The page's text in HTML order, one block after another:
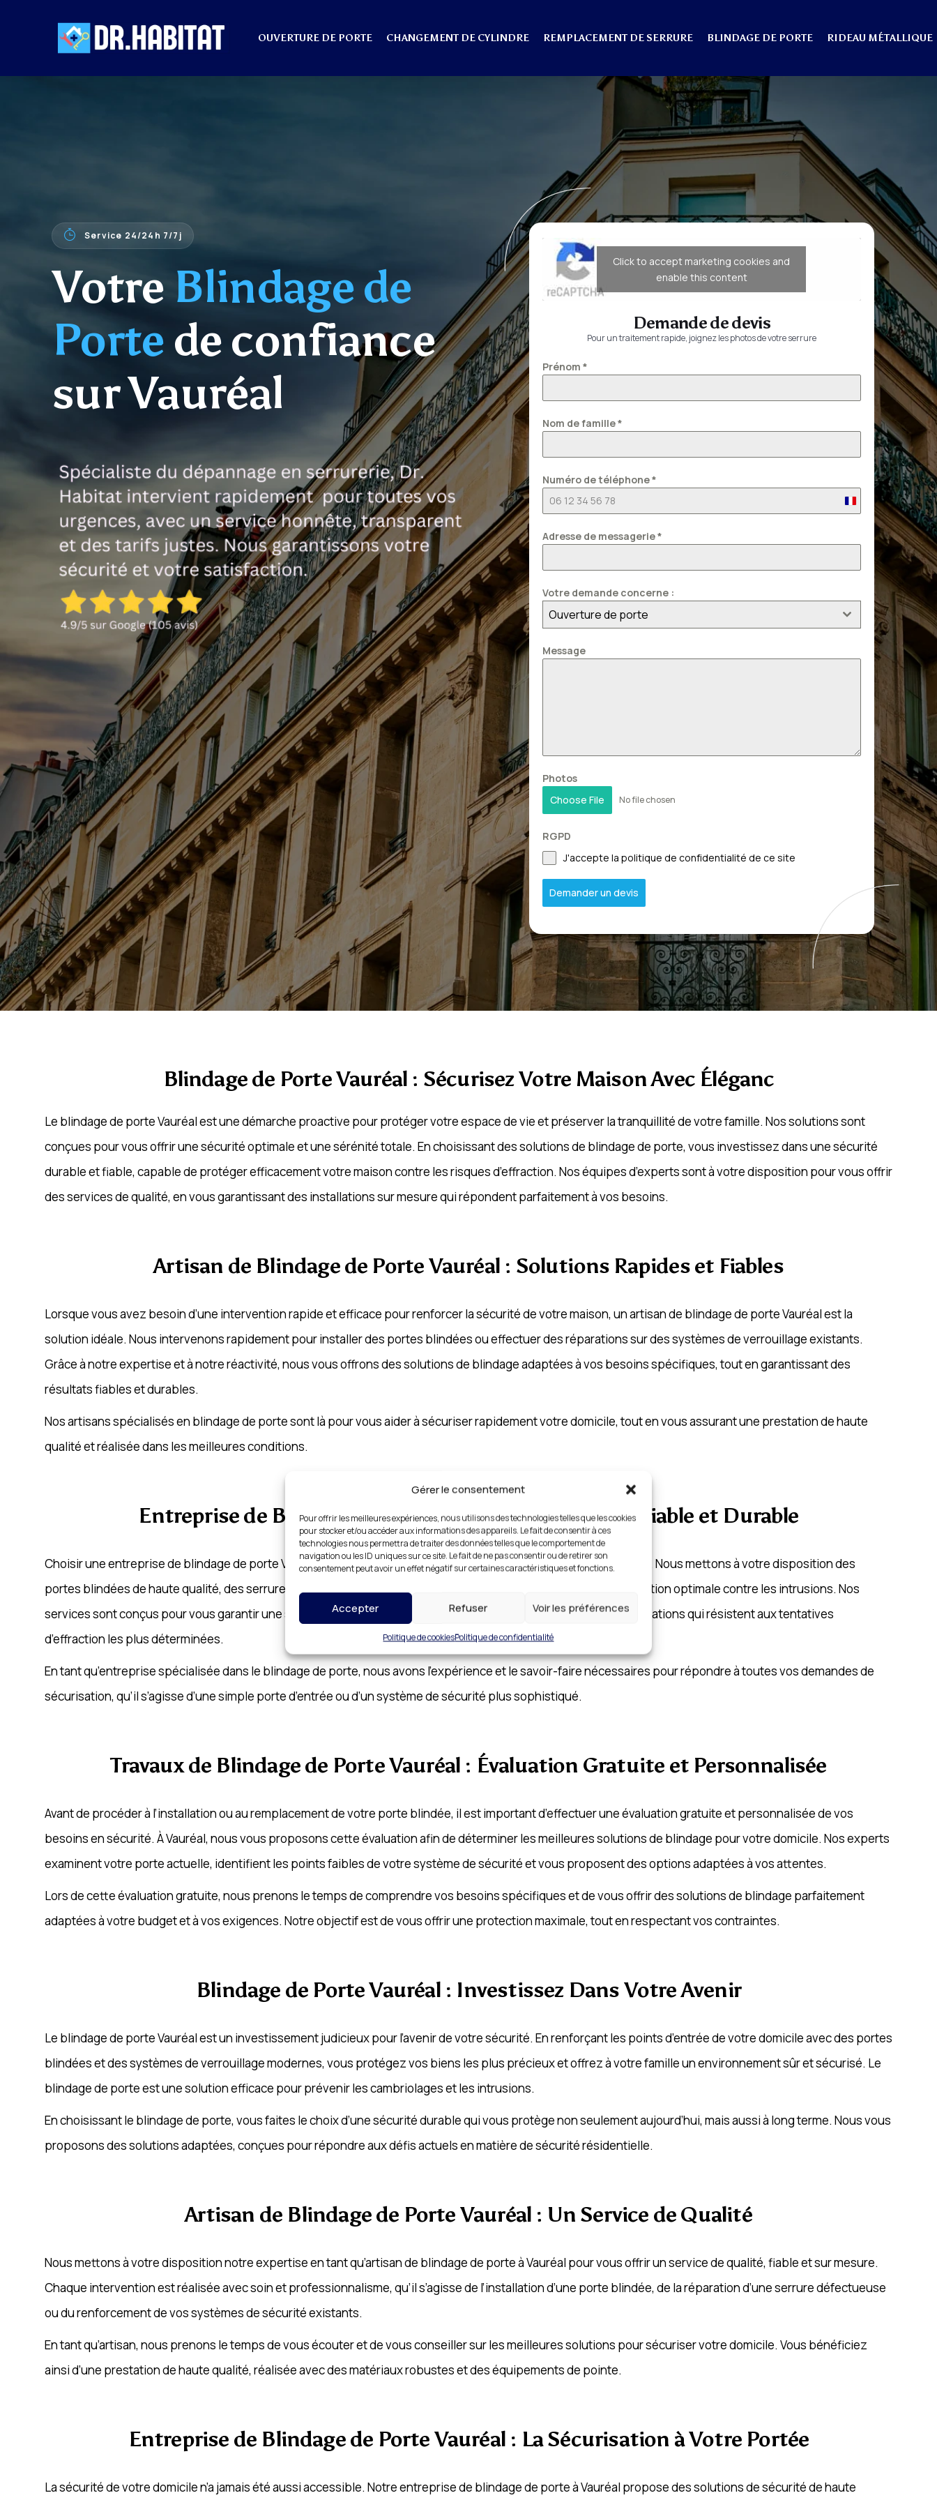
Gérer le consentement
Pour offrir les meilleures expériences, nous utilisons des technologies telles que les cookies
pour stocker et/ou accéder aux informations des appareils. Le fait de consentir à ces
technologies nous permettra de traiter des données telles que le comportement de
navigation ou les ID uniques sur ce site. Le fait de ne pas consentir ou de retirer son
consentement peut avoir un effet négatif sur certaines caractéristiques et fonctions.
Accepter Refuser Voir les préférences
Politique de cookiesPolitique de confidentialité
OUVERTURE DE PORTE CHANGEMENT DE CYLINDRE REMPLACEMENT DE SERRURE BLINDAGE DE PORTE RIDEAU MÉTALLIQUE
Service 24/24h 7/7j
Votre Blindage de
Porte de confiance
sur Vauréal
Click to accept marketing cookies and
enable this content
Demande de devis
Pour un traitement rapide, joignez les photos de votre serrure
Prénom *
Nom de famille*
Numéro de téléphone*
France
Adresse de messagerie*
Votre demande concerne :
Ouverture de porte
Message
Photos
Choose File
No file chosen
RGPD
J'accepte la politique de confidentialité de ce site
Demander un devis
Blindage de Porte Vauréal : Sécurisez Votre Maison Avec Éléganc
Le blindage de porte Vauréal est une démarche proactive pour protéger votre espace de vie et préserver la tranquillité de votre famille. Nos solutions sont
conçues pour vous offrir une sécurité optimale et une sérénité totale. En choisissant des solutions de blindage de porte, vous investissez dans une sécurité
durable et fiable, capable de protéger efficacement votre maison contre les risques d’effraction. Nos équipes d’experts sont à votre disposition pour vous offrir
des services de qualité, en vous garantissant des installations sur mesure qui répondent parfaitement à vos besoins.
Artisan de Blindage de Porte Vauréal : Solutions Rapides et Fiables
Lorsque vous avez besoin d’une intervention rapide et efficace pour renforcer la sécurité de votre maison, un artisan de blindage de porte Vauréal est la
solution idéale. Nous intervenons rapidement pour installer des portes blindées ou effectuer des réparations sur des systèmes de verrouillage existants.
Grâce à notre expertise et à notre réactivité, nous vous offrons des solutions de blindage adaptées à vos besoins spécifiques, tout en garantissant des
résultats fiables et durables.
Nos artisans spécialisés en blindage de porte sont là pour vous aider à sécuriser rapidement votre domicile, tout en vous assurant une prestation de haute
qualité et réalisée dans les meilleures conditions.
Entreprise de Blindage de Porte Vauréal : Protection Fiable et Durable
Choisir une entreprise de blindage de porte Vauréal, c’est opter pour des solutions de sécurité fiables et durables. Nous mettons à votre disposition des
portes blindées de haute qualité, des serrures renforcées et des dispositifs de verrouillage qui offrent une protection optimale contre les intrusions. Nos
services sont conçus pour vous garantir une sécurité maximale, et nous nous engageons à vous fournir des installations qui résistent aux tentatives
d’effraction les plus déterminées.
En tant qu’entreprise spécialisée dans le blindage de porte, nous avons l’expérience et le savoir-faire nécessaires pour répondre à toutes vos demandes de
sécurisation, qu’il s’agisse d’une simple porte d’entrée ou d’un système de sécurité plus sophistiqué.
Travaux de Blindage de Porte Vauréal : Évaluation Gratuite et Personnalisée
Avant de procéder à l’installation ou au remplacement de votre porte blindée, il est important d’effectuer une évaluation gratuite et personnalisée de vos
besoins en sécurité. À Vauréal, nous vous proposons cette évaluation afin de déterminer les meilleures solutions de blindage pour votre domicile. Nos experts
examinent votre porte actuelle, identifient les points faibles de votre système de sécurité et vous proposent des options adaptées à vos attentes.
Lors de cette évaluation gratuite, nous prenons le temps de comprendre vos besoins spécifiques et de vous offrir des solutions de blindage parfaitement
adaptées à votre budget et à vos exigences. Notre objectif est de vous offrir une protection maximale, tout en respectant vos contraintes.
Blindage de Porte Vauréal : Investissez Dans Votre Avenir
Le blindage de porte Vauréal est un investissement judicieux pour l’avenir de votre sécurité. En renforçant les points d’entrée de votre domicile avec des portes
blindées et des systèmes de verrouillage modernes, vous protégez vos biens les plus précieux et offrez à votre famille un environnement sûr et sécurisé. Le
blindage de porte est une solution efficace pour prévenir les cambriolages et les intrusions.
En choisissant le blindage de porte, vous faites le choix d’une sécurité durable qui vous protège non seulement aujourd’hui, mais aussi à long terme. Nous vous
proposons des solutions adaptées, conçues pour répondre aux défis actuels en matière de sécurité résidentielle.
Artisan de Blindage de Porte Vauréal : Un Service de Qualité
Nous mettons à votre disposition notre expertise en tant qu’artisan de blindage de porte à Vauréal pour vous offrir un service de qualité, fiable et sur mesure.
Chaque intervention est réalisée avec soin et professionnalisme, qu’il s’agisse de l’installation d’une porte blindée, de la réparation d’une serrure défectueuse
ou du renforcement de vos systèmes de sécurité existants.
En tant qu’artisan, nous prenons le temps de vous écouter et de vous conseiller sur les meilleures solutions pour sécuriser votre domicile. Vous bénéficiez
ainsi d’une prestation de haute qualité, réalisée avec des matériaux robustes et des équipements de pointe.
Entreprise de Blindage de Porte Vauréal : La Sécurisation à Votre Portée
La sécurité de votre domicile n’a jamais été aussi accessible. Notre entreprise de blindage de porte à Vauréal propose des solutions de sécurité de haute